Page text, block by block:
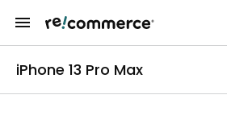
iPhone 13 Pro Max